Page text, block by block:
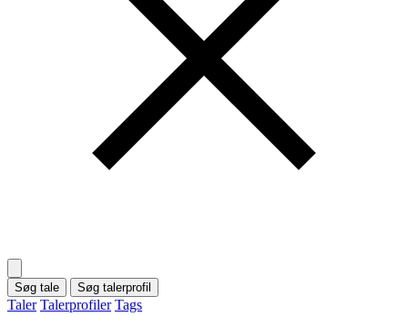
Søg tale Søg talerprofil
Taler Talerprofiler Tags